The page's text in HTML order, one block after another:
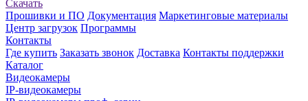
Скачать
Прошивки и ПО Документация Маркетинговые материалы
Центр загрузок Программы
Контакты
Где купить Заказать звонок Доставка Контакты поддержки
Каталог
Видеокамеры
IP-видеокамеры